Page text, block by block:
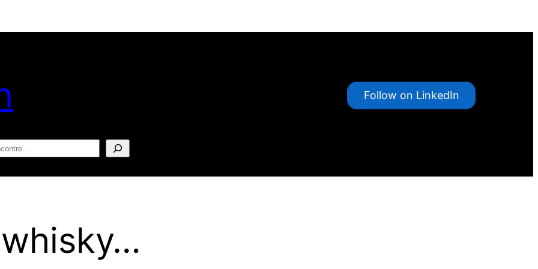
Follow on LinkedIn